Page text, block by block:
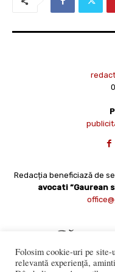
Redacția beneficiază de
avocati “Gaurean
Folosim cookie-uri pe
relevantă experiență,